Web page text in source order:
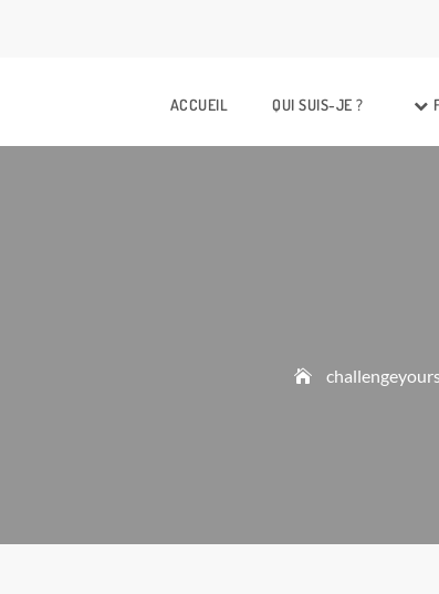
ACCUEIL QUI SUIS-JE ?